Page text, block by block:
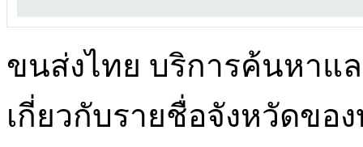
ขนส่งไทย บริการค้นหาแ
เกี่ยวกับรายชื่อจังหวัดขอ